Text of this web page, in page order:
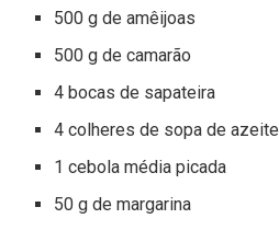
500 g de amêijoas
500 g de camarão
4 bocas de sapateira
4 colheres de sopa de azeite
1 cebola média picada
50 g de margarina